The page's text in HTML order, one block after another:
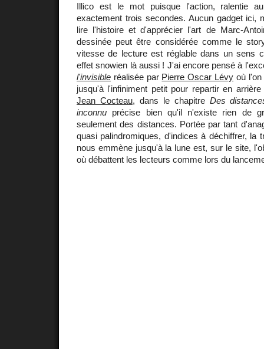
Illico est le mot puisque l'action, ralentie
exactement trois secondes. Aucun gadget ici,
lire l'histoire et d'apprécier l'art de Marc-
dessinée peut être considérée comme le
vitesse de lecture est réglable dans un sens
effet snowien là aussi ! J'ai encore pensé à
l'invisible réalisée par Pierre Oscar Lévy où
jusqu'à l'infiniment petit pour repartir en
Jean Cocteau, dans le chapitre Des
inconnu précise bien qu'il n'existe rien de
seulement des distances. Portée par tant
quasi palindromiques, d'indices à déchiffrer, la
nous emmène jusqu'à la lune est, sur le site,
où débattent les lecteurs comme lors du